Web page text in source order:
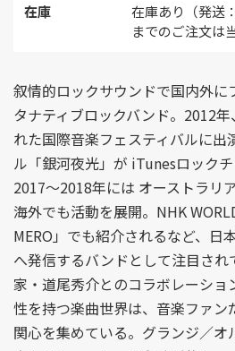
在庫
在庫あり（発送
までのご注文は
叙情的ロックサウンドで国内外に
タナティブロックバンド。2012
れた国際音楽フェスティバルに出
ル「銀河夜光」が iTunesロックチ
2017～2018年には オーストラリ
海外でも活動を展開。NHK
MERO」でも紹介されるなど、日
へ発信するバンドとして注目さ
家・道尾秀介とのコラボレーシ
性を持つ楽曲世界は、音楽ファン
関心を集めている。グランジ／オ